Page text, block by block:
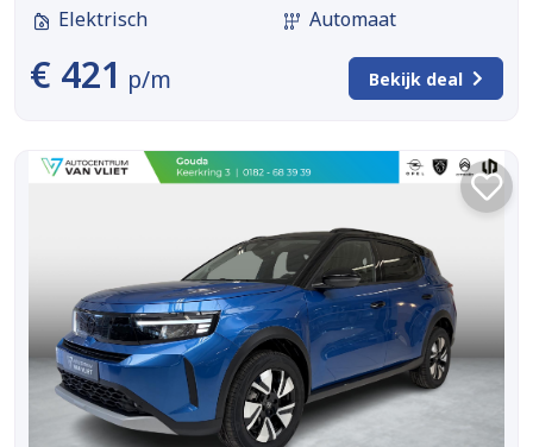
Elektrisch
Automaat
€ 421 p/m Bekijk deal